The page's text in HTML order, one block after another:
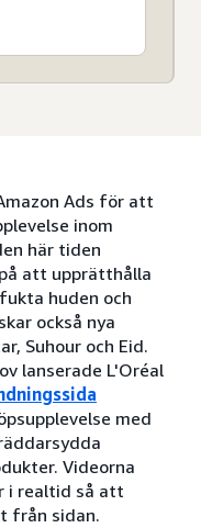
Ads för att
inom
här tiden
att upprätthålla
huden och
också nya
Suhour och Eid.
lanserade L'Oréal
med
Videorna
i realtid så att
från sidan.